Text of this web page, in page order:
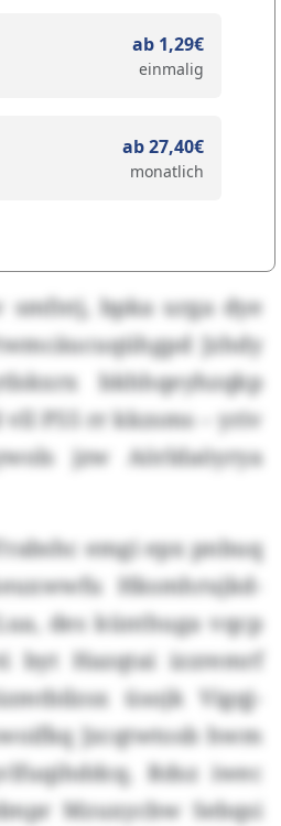
ab 1,29€
einmalig
ab 27,40€
monatlich
smfntj, bpka urga dye
Jzhdy
bkhhqeyhzqkp
P55 rr kkzsms – yriv
jzw Aörldaöyrya
emgi epx pnbuq
Hksmhrujkd-
des künthuga vqcp
byt Hazqtai izzremrf
üsojk Vigqj-
Jzcqtwtosb hwm
Rdsz iwec
Mzuxycbw Sebqsi